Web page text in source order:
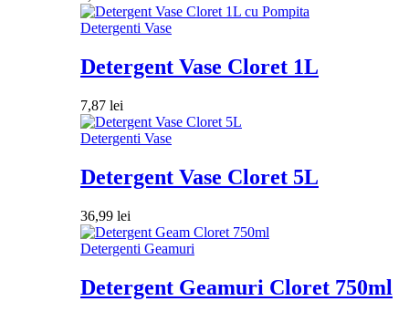
Detergenti Vase
Detergent Vase Cloret 1L
7,87 lei
Detergenti Vase
Detergent Vase Cloret 5L
36,99 lei
Detergenti Geamuri
Detergent Geamuri Cloret 750ml